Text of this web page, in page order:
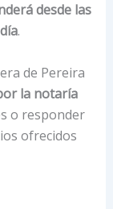
desde las
.
de Pereira
la notaría
o responder
ofrecidos